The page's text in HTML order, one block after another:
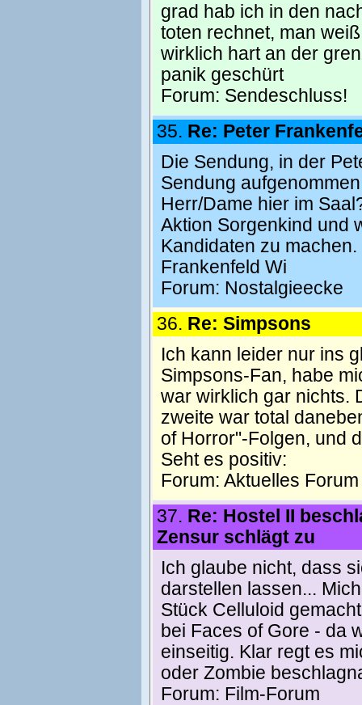
grad hab ich in den
toten rechnet, man
wirklich hart an der
panik geschürt
Forum: Sendeschluss!
35. Re: Peter
Die Sendung, in der
Sendung
Herr/Dame hier im
Aktion Sorgenkind und
Kandidaten zu
Frankenfeld Wi
Forum: Nostalgieecke
36. Re: Simpsons
Ich kann leider nur ins
Simpsons-Fan, habe
war wirklich gar nichts.
zweite war total
of Horror"-Folgen, und
Seht es positiv:
Forum: Aktuelles Forum
37. Re: Hostel II
Zensur schlägt zu
Ich glaube nicht, dass
darstellen lassen...
Stück Celluloid
bei Faces of Gore - da
einseitig. Klar regt es
oder Zombie
Forum: Film-Forum